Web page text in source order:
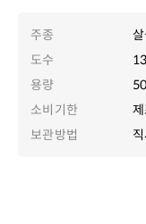
주종
도수
용량
소비기한
보관방법